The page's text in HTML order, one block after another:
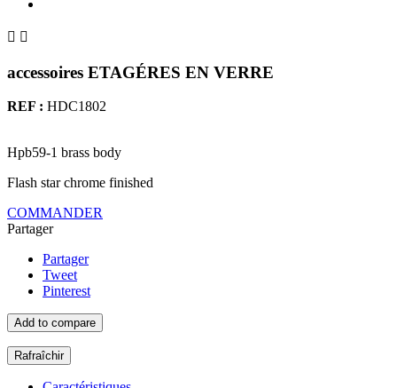
 
accessoires ETAGÉRES EN VERRE
REF : HDC1802
Hpb59-1 brass body
Flash star chrome finished
COMMANDER
Partager
Partager
Tweet
Pinterest
Add to compare